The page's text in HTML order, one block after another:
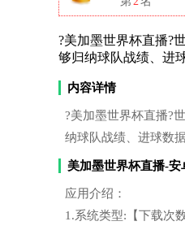
?美加墨世界杯直播?
够归纳球队战绩、进
内容详情
?美加墨世界杯直播?
纳球队战绩、进球数
美加墨世界杯直播-安
应用介绍：
1.系统类型:【下载次